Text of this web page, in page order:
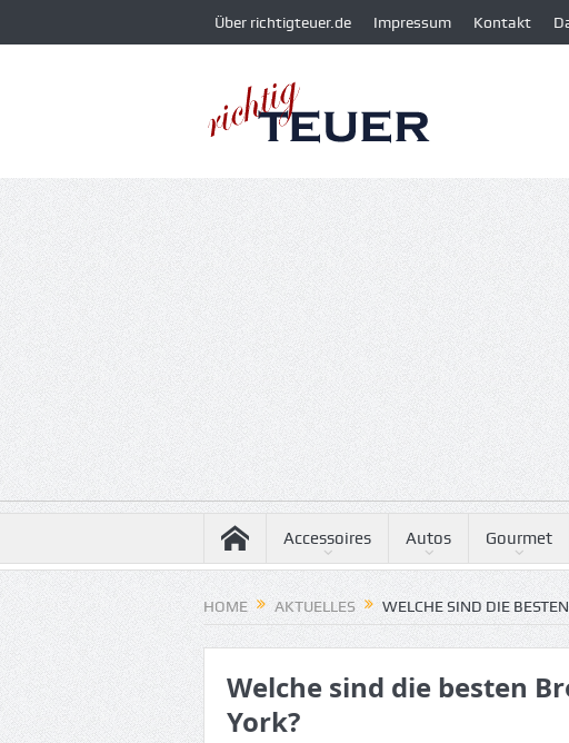
Über richtigteuer.de Impressum Kontakt
Accessoires Autos Gourmet
HOME AKTUELLES WELCHE SIND DIE
Welche sind die besten
York?